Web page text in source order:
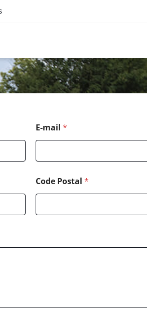
E-mail *
Code Postal *